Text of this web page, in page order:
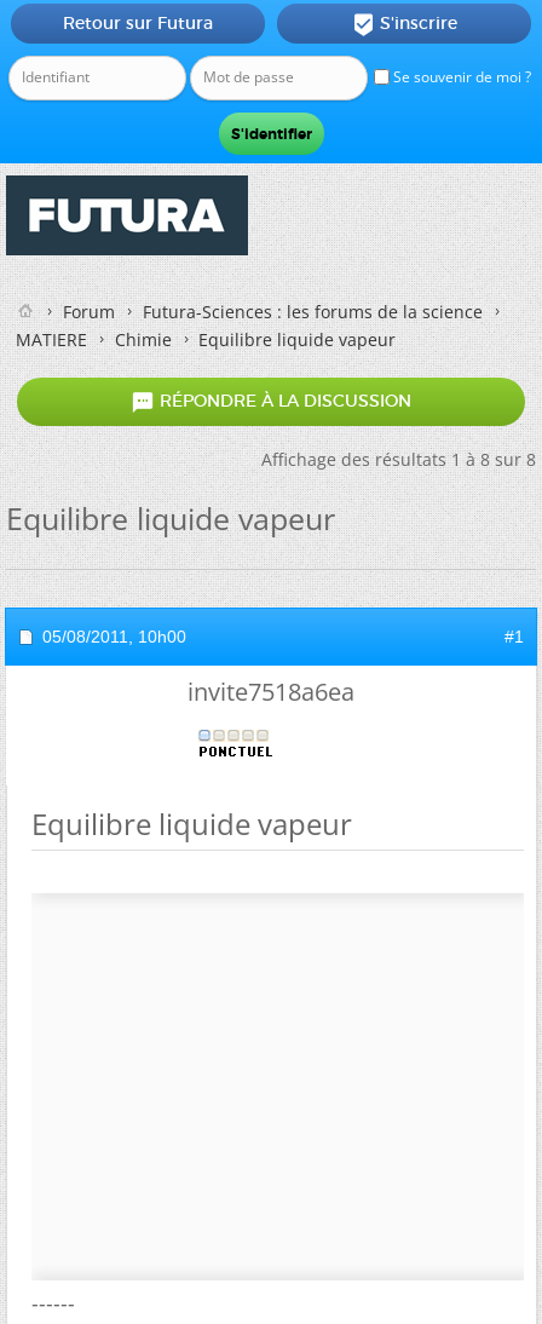
Se souvenir de moi ?
Retour sur Futura  S'inscrire
Forum
Futura-Sciences : les forums de la science
MATIERE
Chimie Equilibre liquide vapeur
 RÉPONDRE À LA DISCUSSION
Affichage des résultats 1 à 8 sur 8
Equilibre liquide vapeur
05/08/2011, 10h00 #1
invite7518a6ea
Equilibre liquide vapeur
------